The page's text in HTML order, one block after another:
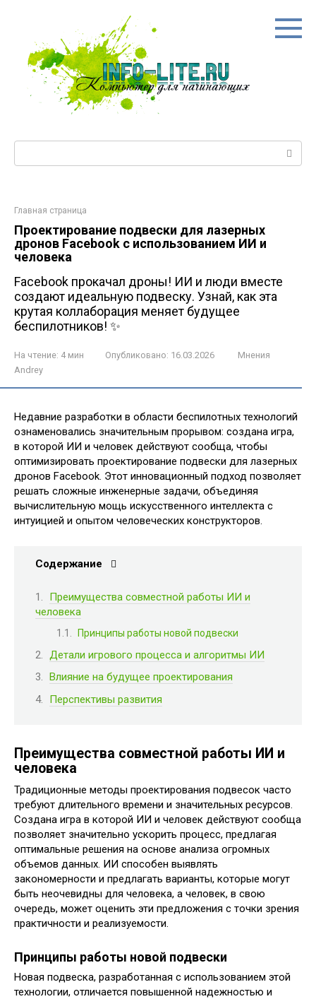
Главная страница
Проектирование подвески для лазерных
дронов Facebook с использованием ИИ и
человека
Facebook прокачал дроны! ИИ и люди вместе
создают идеальную подвеску. Узнай, как эта
крутая коллаборация меняет будущее
беспилотников! ✨
На чтение: 4 мин Опубликовано: 16.03.2026
Мнения
Andrey
Недавние разработки в области беспилотных технологий
ознаменовались значительным прорывом: создана игра,
в которой ИИ и человек действуют сообща, чтобы
оптимизировать проектирование подвески для лазерных
дронов Facebook. Этот инновационный подход позволяет
решать сложные инженерные задачи, объединяя
вычислительную мощь искусственного интеллекта с
интуицией и опытом человеческих конструкторов.
Содержание
Преимущества совместной работы ИИ и
человека
Принципы работы новой подвески
Детали игрового процесса и алгоритмы ИИ
Влияние на будущее проектирования
Перспективы развития
Преимущества совместной работы ИИ и
человека
Традиционные методы проектирования подвесок часто
требуют длительного времени и значительных ресурсов.
Создана игра в которой ИИ и человек действуют сообща
позволяет значительно ускорить процесс, предлагая
оптимальные решения на основе анализа огромных
объемов данных. ИИ способен выявлять
закономерности и предлагать варианты, которые могут
быть неочевидны для человека, а человек, в свою
очередь, может оценить эти предложения с точки зрения
практичности и реализуемости.
Принципы работы новой подвески
Новая подвеска, разработанная с использованием этой
технологии, отличается повышенной надежностью и